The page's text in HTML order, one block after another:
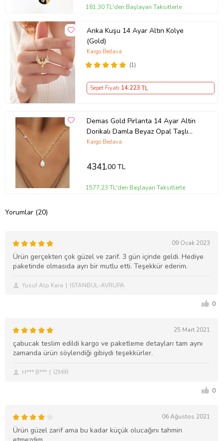
181,30 TL'den Başlayan Taksitlerle
Anka Kuşu 14 Ayar Altın Kolye
(Gold)
(1)
Kargo Bedava
Sepet Fiyatı 14.223TL
Demas Gold Pirlanta 14 Ayar Altin
Dorikalı Damla Beyaz Opal Taşlı
Kolye
Kargo Bedava
4341,00 TL
1577,23 TL'den Başlayan Taksitlerle
Yorumlar (20)
09 Ocak 2023
Ürün gerçekten çok güzel ve zarif. 3 gün içinde geldi. Hediye
paketinde olmasıda ayrı bir mutlu etti. Teşekkür ederim.
Yusuf Alp Kara ISTANBUL-AVRUPA
0
25 Mart 2021
çabucak teslim edildi kargo ve paketleme detayları tam aynı
zamanda ürün söylendiği gibiydi teşekkürler.
H*** B*** İZMİR
0
06 Ağustos 2021
Ürün güzel zarif ama bu kadar küçük olucağını tahmin